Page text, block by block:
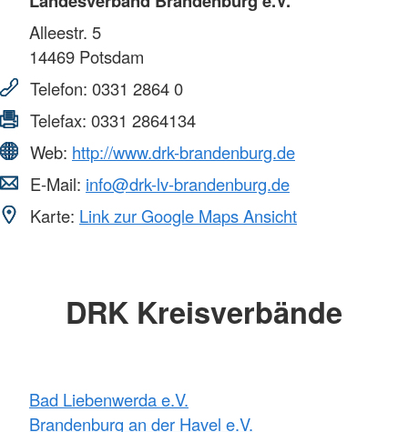
Alleestr. 5
14469 Potsdam
Telefon: 0331 2864 0
Telefax: 0331 2864134
Web: http://www.drk-brandenburg.de
E-Mail: info@drk-lv-brandenburg.de
Karte: Link zur Google Maps Ansicht
DRK Kreisverbände
Bad Liebenwerda e.V.
Brandenburg an der Havel e.V.